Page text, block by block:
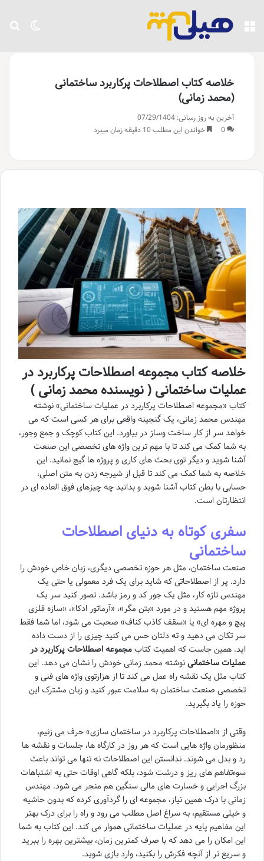
تغییر منو
خلاصه کتاب اصطلاحات پرکاربرد ساختمانی
(محمد زمانی)
آخرین به روز رسانی: 07/29/1404
0
خواندن این مطلب 10 دقیقه زمان میبرد
خلاصه کتاب مجموعه اصطلاحات پرکاربرد در
عملیات ساختمانی ( نویسنده محمد زمانی )
کتاب «مجموعه اصطلاحات پرکاربرد در عملیات ساختمانی» نوشته
مهندس محمد زمانی، یک گنجینه واقعی برای هر کسی است که می
خواهد سر از کار ساخت وساز در بیاورد. این کتاب کوچک و جمع وجور،
به شما کمک می کند تا با مهم ترین واژه های تخصصی این صنعت
آشنا شوید و دیگر توی بحث های کاری و پروژه ها گیج نمانید. این
خلاصه به شما کمک می کند تا قبل از شیرجه زدن به متن اصلی،
حسابی با بطن کتاب آشنا شوید و بدانید چه چیزهای فوق العاده ای در
انتظارتان است.
سفری کوتاه به دنیای اصطلاحات
ساختمانی
صنعت ساختمان، مثل هر حوزه تخصصی دیگری، زبان خاص خودش را
دارد. پر از اصطلاحاتی که شاید برای یک فرد معمولی یا حتی یک
مهندس تازه کار، مثل یک جور کد و رمز باشد. تصور کنید سر یک
پروژه مهم هستید و در مورد «بتن مگر»، «آرماتور ادکا»، «سازه فلزی
پیچ و مهره ای» یا «سقف کاذب کناف» صحبت می شود، اما شما فقط
سر تکان می دهید و ته دلتان حس می کنید چیزی را از دست داده
اید. همین جاست که اهمیت کتابمجموعه اصطلاحات پرکاربرد در
عملیات ساختمانینوشته محمد زمانی خودش را نشان می دهد. این
کتاب مثل یک نقشه راه عمل می کند تا از هزارتوی واژه های فنی و
تخصصی صنعت ساختمان به سلامت عبور کنید و زبان مشترک این
حوزه را یاد بگیرید.
وقتی از «اصطلاحات پرکاربرد در ساختمان سازی» حرف می زنیم،
منظورمان واژه هایی است که هر روز در کارگاه ها، جلسات و نقشه ها
رد و بدل می شوند. ندانستن این اصطلاحات نه تنها می تواند باعث
سوءتفاهم های ریز و درشت شود، بلکه گاهی اوقات حتی به اشتباهات
بزرگ اجرایی و خسارت های مالی سنگین هم منجر می شود. مهندس
زمانی با درک همین نیاز، مجموعه ای را گردآوری کرده که بدون حاشیه
و خیلی مستقیم، به سراغ اصل مطلب می رود و راه را برای درک بهتر
این مفاهیم پایه در عملیات ساختمانی هموار می کند. این کتاب به شما
این امکان را می دهد که با صرف کمترین زمان، بیشترین بهره را ببرید
و سریع تر از آنچه فکرش را بکنید، وارد بازی شوید.